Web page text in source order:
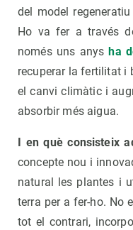
del model
Ho va fer a través
només uns anys ha
recuperar la fertilitat i
el canvi climàtic i
absorbir més aigua.
I en què consisteix
concepte nou i
natural les plantes i
terra per a fer-ho. No
tot el contrari,